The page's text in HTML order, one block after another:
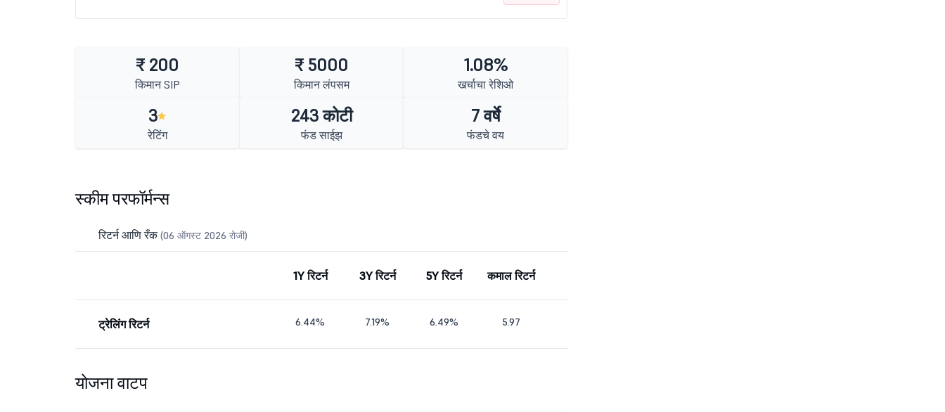
₹ 200
किमान SIP
₹ 5000
किमान लंपसम
1.08%
खर्चाचा रेशिओ
3
रेटिंग
243 कोटी
फंड साईझ
7 वर्षे
फंडचे वय
स्कीम परफॉर्मन्स
रिटर्न आणि रँक(06 ऑगस्ट 2026 रोजी)
1Y रिटर्न 3Y रिटर्न 5Y रिटर्न कमाल रिटर्न
ट्रेलिंग रिटर्न 6.44% 7.19% 6.49% 5.97
योजना वाटप